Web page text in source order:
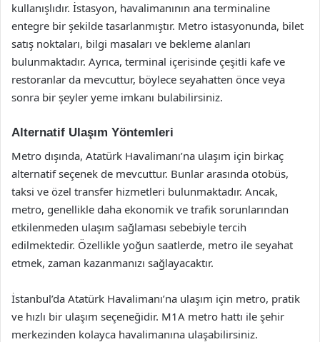
kullanışlıdır. İstasyon, havalimanının ana terminaline
entegre bir şekilde tasarlanmıştır. Metro istasyonunda, bilet
satış noktaları, bilgi masaları ve bekleme alanları
bulunmaktadır. Ayrıca, terminal içerisinde çeşitli kafe ve
restoranlar da mevcuttur, böylece seyahatten önce veya
sonra bir şeyler yeme imkanı bulabilirsiniz.
Alternatif Ulaşım Yöntemleri
Metro dışında, Atatürk Havalimanı’na ulaşım için birkaç
alternatif seçenek de mevcuttur. Bunlar arasında otobüs,
taksi ve özel transfer hizmetleri bulunmaktadır. Ancak,
metro, genellikle daha ekonomik ve trafik sorunlarından
etkilenmeden ulaşım sağlaması sebebiyle tercih
edilmektedir. Özellikle yoğun saatlerde, metro ile seyahat
etmek, zaman kazanmanızı sağlayacaktır.
İstanbul’da Atatürk Havalimanı’na ulaşım için metro, pratik
ve hızlı bir ulaşım seçeneğidir. M1A metro hattı ile şehir
merkezinden kolayca havalimanına ulaşabilirsiniz.